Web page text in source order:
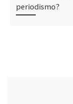
periodismo?